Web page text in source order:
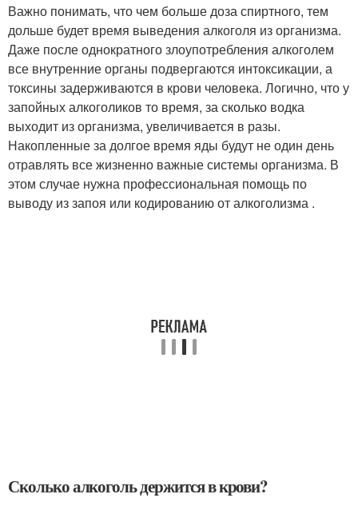
Важно понимать, что чем больше доза спиртного, тем
дольше будет время выведения алкоголя из организма.
Даже после однократного злоупотребления алкоголем
все внутренние органы подвергаются интоксикации, а
токсины задерживаются в крови человека. Логично, что у
запойных алкоголиков то время, за сколько водка
выходит из организма, увеличивается в разы.
Накопленные за долгое время яды будут не один день
отравлять все жизненно важные системы организма. В
этом случае нужна профессиональная помощь по
выводу из запоя или кодированию от алкоголизма .
Сколько алкоголь держится в крови?